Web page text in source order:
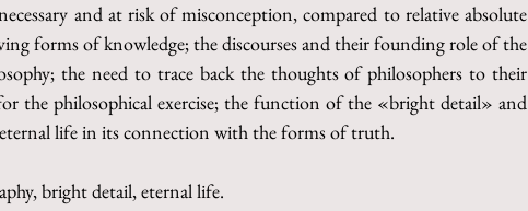
and at risk of misconception, compared to relative absolute
forms of knowledge; the discourses and their founding role of the
the need to trace back the thoughts of philosophers to their
the philosophical exercise; the function of the «bright detail» and
life in its connection with the forms of truth.
bright detail, eternal life.